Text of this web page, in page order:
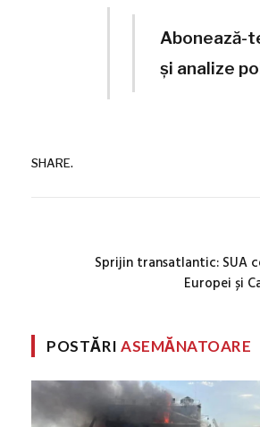
Abonează-
și analize
SHARE.
Sprijin transatlantic: SUA
Europei și
POSTĂRIASEMĂNATOARE